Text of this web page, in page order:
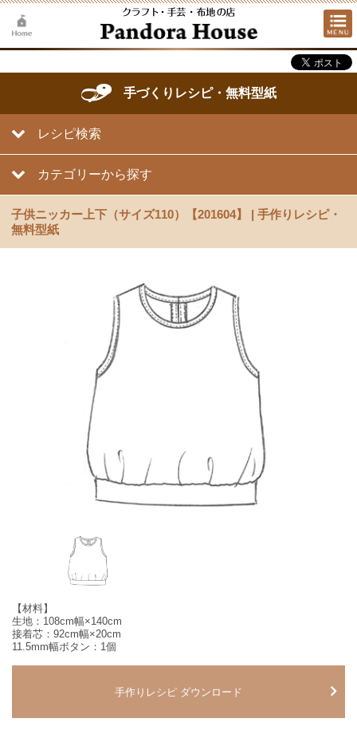
手づくりレシピ・無料型紙
レシピ検索
カテゴリーから探す
子供ニッカー上下（サイズ110）【201604】 | 手作りレシピ・
無料型紙
【材料】
生地：108cm幅×140cm
接着芯：92cm幅×20cm
11.5mm幅ボタン：1個
手作りレシピ ダウンロード